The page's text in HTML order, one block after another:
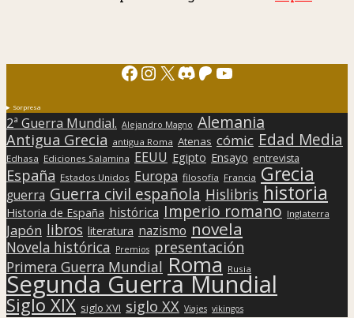
Facebook
Instagram
X Discord
Patreon
YouTube
Sorpresa
2ª Guerra Mundial. Alejandro Magno Alemania
Antigua Grecia antigua Roma Atenas cómic Edad Media
Edhasa Ediciones Salamina EEUU Egipto Ensayo entrevista
España Estados Unidos Europa filosofía Francia Grecia
guerra Guerra civil española Hislibris historia
Historia de España histórica Imperio romano Inglaterra
Japón libros literatura nazismo novela
Novela histórica Premios presentación
Primera Guerra Mundial Roma Rusia
Segunda Guerra Mundial
Siglo XIX siglo XVI siglo XX Viajes vikingos